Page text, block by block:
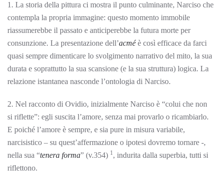
1. La storia della pittura ci mostra il punto culminante, Narciso che
contempla la propria immagine: questo momento immobile
riassumerebbe il passato e anticiperebbe la futura morte per
consunzione. La presentazione dell’acméè così efficace da farci
quasi sempre dimenticare lo svolgimento narrativo del mito, la sua
durata e soprattutto la sua scansione (e la sua struttura) logica. La
relazione istantanea nasconde l’ontologia di Narciso.
2. Nel racconto di Ovidio, inizialmente Narciso è “colui che non
si riflette”: egli suscita l’amore, senza mai provarlo o ricambiarlo.
E poiché l’amore è sempre, e sia pure in misura variabile,
narcisistico – su quest’affermazione o ipotesi dovremo tornare -,
nella sua “tenera forma” (v.354) 1, indurita dalla superbia, tutti si
riflettono.